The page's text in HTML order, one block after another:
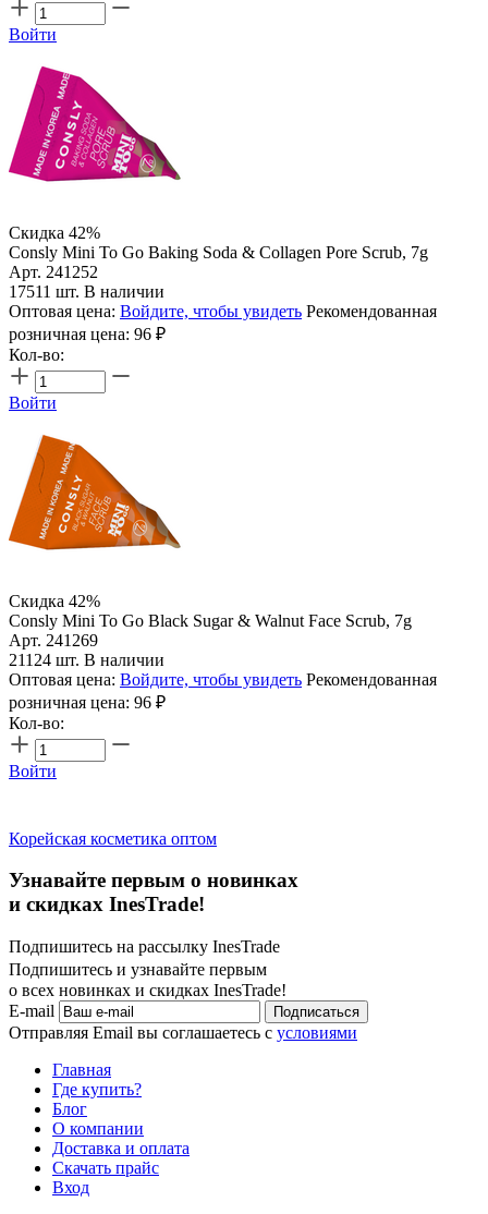
Войти
Скидка 42%
Consly Mini To Go Baking Soda & Collagen Pore Scrub, 7g
Арт. 241252
17511 шт. В наличии
Оптовая цена: Войдите, чтобы увидеть Рекомендованная
розничная цена: 96 ₽
Кол-во:
Войти
Скидка 42%
Consly Mini To Go Black Sugar & Walnut Face Scrub, 7g
Арт. 241269
21124 шт. В наличии
Оптовая цена: Войдите, чтобы увидеть Рекомендованная
розничная цена: 96 ₽
Кол-во:
Войти
Корейская косметика оптом
Узнавайте первым о новинках
и скидках InesTrade!
Подпишитесь на рассылку InesTrade
Подпишитесь и узнавайте первым
о всех новинках и скидках InesTrade!
E-mail
Подписаться
Отправляя Email вы соглашаетесь с условиями
Главная
Где купить?
Блог
О компании
Доставка и оплата
Скачать прайс
Вход